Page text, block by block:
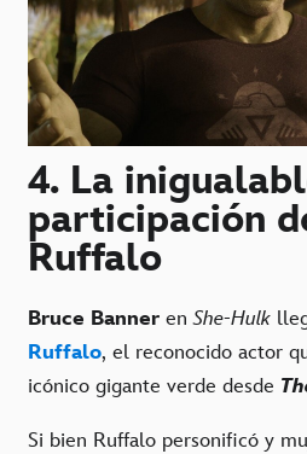
4. La
participación
Ruffalo
Bruce Banner enShe-Hulk
Ruffalo, el reconocido actor
icónico gigante verde desde
Si bien Ruffalo personificó y